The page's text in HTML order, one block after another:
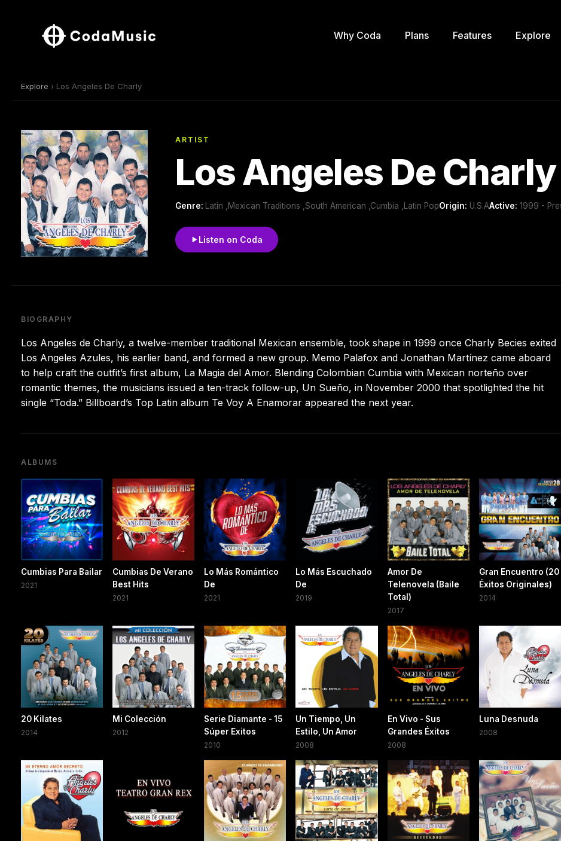
Why Coda Plans Features Explore
Explore › Los Angeles De Charly
ARTIST
Los Angeles De Charly
Genre: Latin ,Mexican Traditions ,South American ,Cumbia ,Latin PopOrigin: U.S.AActive: 1999 -
Listen on Coda
BIOGRAPHY
Los Angeles de Charly, a twelve-member traditional Mexican ensemble, took shape in 1999 once Charly Becies exited
Los Angeles Azules, his earlier band, and formed a new group. Memo Palafox and Jonathan Martínez came aboard
to help craft the outfit’s first album, La Magia del Amor. Blending Colombian Cumbia with Mexican norteño over
romantic themes, the musicians issued a ten-track follow-up, Un Sueño, in November 2000 that spotlighted the hit
single “Toda.” Billboard’s Top Latin album Te Voy A Enamorar appeared the next year.
ALBUMS
Cumbias Para Bailar
2021
Cumbias De Verano
Best Hits
2021
Lo Más Romántico
De
2021
Lo Más Escuchado
De
2019
Amor De
Telenovela (Baile
Total)
2017
Gran Encuentro (20
Éxitos Originales)
2014
20 Kilates
2014
Mi Colección
2012
Serie Diamante - 15
Súper Exitos
2010
Un Tiempo, Un
Estilo, Un Amor
2008
En Vivo - Sus
Grandes Éxitos
2008
Luna Desnuda
2008